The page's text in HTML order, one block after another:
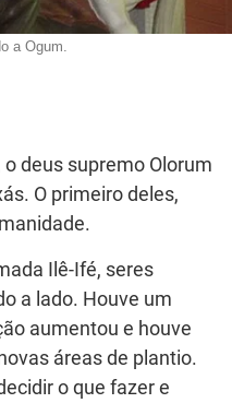
a Ogum.
deus supremo Olorum
O primeiro deles,
Ilê-Ifé, seres
a lado. Houve um
aumentou e houve
áreas de plantio.
o que fazer e